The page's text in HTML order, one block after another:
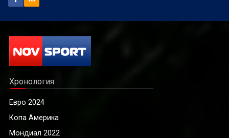
Хронология
Евро 2024
Копа Америка
Мондиал 2022